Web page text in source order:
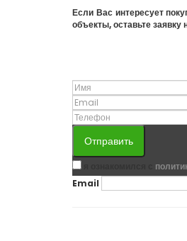
Если Вас интересует
объекты, оставьте заявку
Отправить
Email